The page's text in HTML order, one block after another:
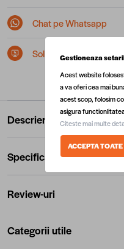
Chat pe Whatsapp
Solicita postare in
Descriere
Specificatii
Review-uri
Categorii utile
Gestioneaza
Acest website
a va oferi cea mai
acest scop, folosim
asigura
Citeste mai multe
ACCEPTA TOATE